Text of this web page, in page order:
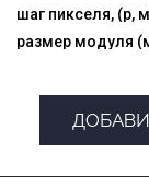
шаг пикселя, (p,
размер модуля